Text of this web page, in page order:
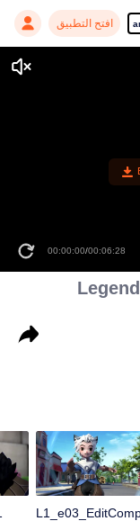
افتح التطبيق
00:00:00/00:06:28